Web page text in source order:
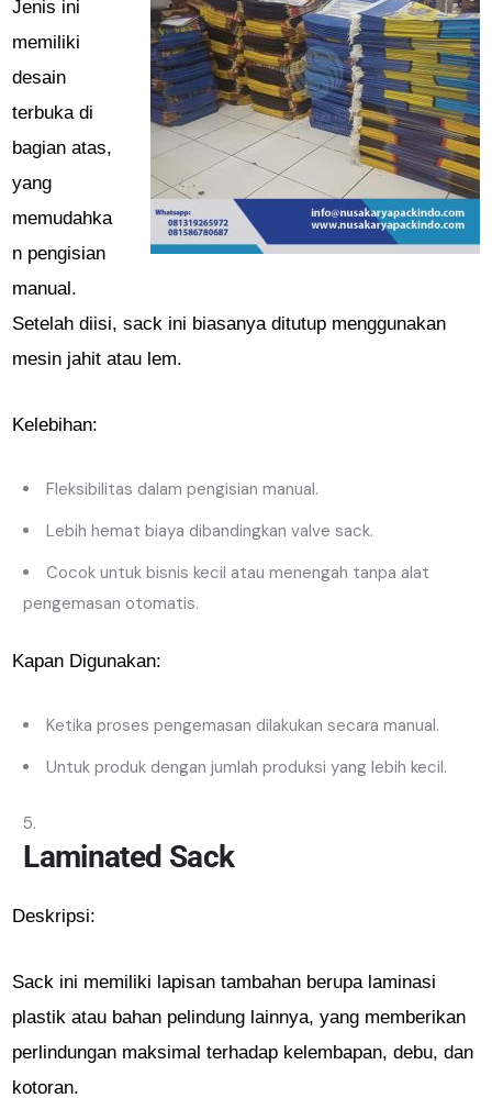
Jenis ini
memiliki
desain
terbuka di
bagian atas,
yang
memudahka
n pengisian
manual.
Setelah diisi, sack ini biasanya ditutup menggunakan
mesin jahit atau lem.
Kelebihan:
Fleksibilitas dalam pengisian manual.
Lebih hemat biaya dibandingkan valve sack.
Cocok untuk bisnis kecil atau menengah tanpa alat
pengemasan otomatis.
Kapan Digunakan:
Ketika proses pengemasan dilakukan secara manual.
Untuk produk dengan jumlah produksi yang lebih kecil.
Laminated Sack
Deskripsi:
Sack ini memiliki lapisan tambahan berupa laminasi
plastik atau bahan pelindung lainnya, yang memberikan
perlindungan maksimal terhadap kelembapan, debu, dan
kotoran.